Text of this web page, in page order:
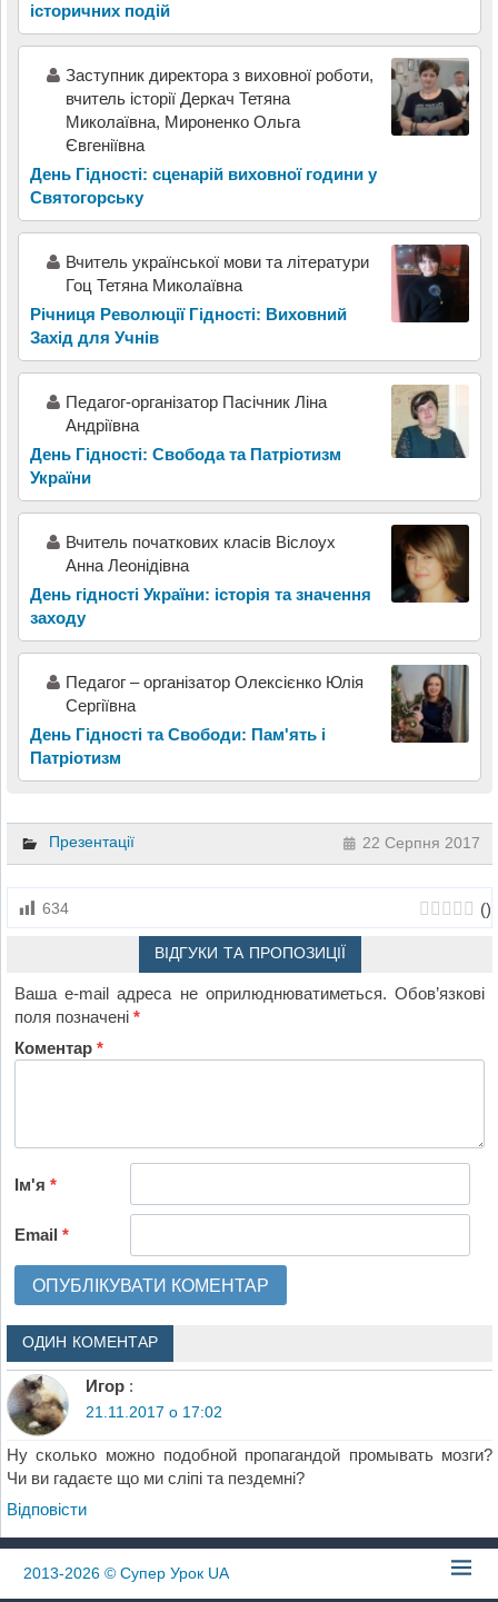
історичних подій
Заступник директора з виховної роботи,
вчитель історії Деркач Тетяна
Миколаївна, Мироненко Ольга
Євгеніївна
День Гідності: сценарій виховної години у
Святогорську
Вчитель української мови та літератури
Гоц Тетяна Миколаївна
Річниця Революції Гідності: Виховний
Захід для Учнів
Педагог-організатор Пасічник Ліна
Андріївна
День Гідності: Свобода та Патріотизм
України
Вчитель початкових класів Віслоух
Анна Леонідівна
День гідності України: історія та значення
заходу
Педагог – організатор Олексієнко Юлія
Сергіївна
День Гідності та Свободи: Пам'ять і
Патріотизм
Презентації 22 Серпня 2017
634 ()
ВІДГУКИ ТА ПРОПОЗИЦІЇ
Ваша e-mail адреса не оприлюднюватиметься. Обов’язкові
поля позначені*
Коментар*
Ім'я*
Email*
ОДИН КОМЕНТАР
Игор :
21.11.2017 о 17:02
Ну сколько можно подобной пропагандой промывать мозги?
Чи ви гадаєте що ми сліпі та пездемні?
Відповіcти
2013-2026 © Супер Урок UA